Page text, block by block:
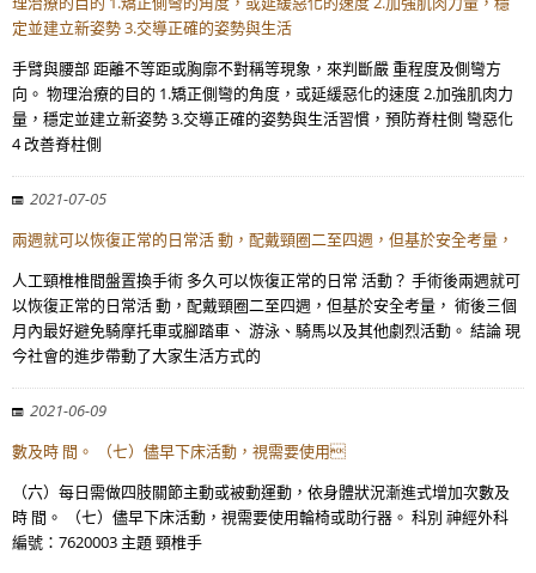
定並建立新姿勢 3.交導正確的姿勢與生活
手臂與腰部 距離不等距或胸廓不對稱等現象，來判斷嚴 重程度及側彎方
向。 物理治療的目的 1.矯正側彎的角度，或延緩惡化的速度 2.加強肌肉力
量，穩定並建立新姿勢 3.交導正確的姿勢與生活習慣，預防脊柱側 彎惡化
4 改善脊柱側
2021-07-05
兩週就可以恢復正常的日常活 動，配戴頸圈二至四週，但基於安全考量，
人工頸椎椎間盤置換手術 多久可以恢復正常的日常 活動？ 手術後兩週就可
以恢復正常的日常活 動，配戴頸圈二至四週，但基於安全考量， 術後三個
月內最好避免騎摩托車或腳踏車、 游泳、騎馬以及其他劇烈活動。 結論 現
今社會的進步帶動了大家生活方式的
2021-06-09
數及時 間。 （七）儘早下床活動，視需要使用
（六）每日需做四肢關節主動或被動運動，依身體狀況漸進式增加次數及
時 間。 （七）儘早下床活動，視需要使用輪椅或助行器。 科別 神經外科
編號：7620003 主題 頸椎手